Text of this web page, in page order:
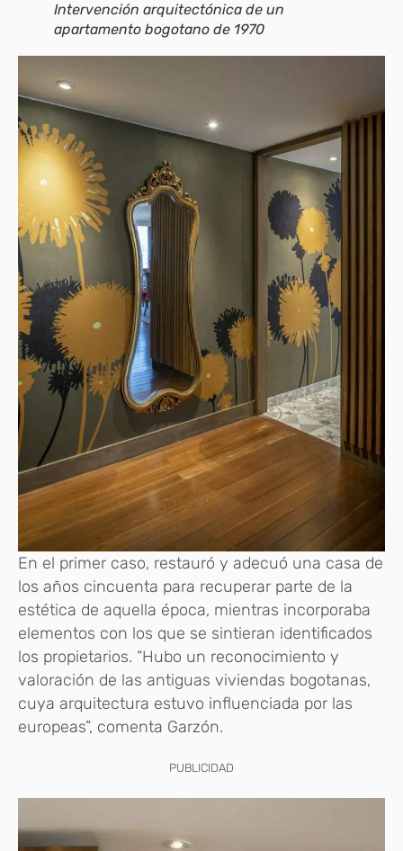
Intervención arquitectónica de un
apartamento bogotano de 1970
En el primer caso, restauró y adecuó una casa de
los años cincuenta para recuperar parte de la
estética de aquella época, mientras incorporaba
elementos con los que se sintieran identificados
los propietarios. “Hubo un reconocimiento y
valoración de las antiguas viviendas bogotanas,
cuya arquitectura estuvo influenciada por las
europeas”, comenta Garzón.
PUBLICIDAD